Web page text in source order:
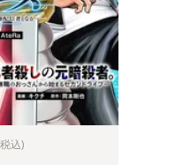
込)